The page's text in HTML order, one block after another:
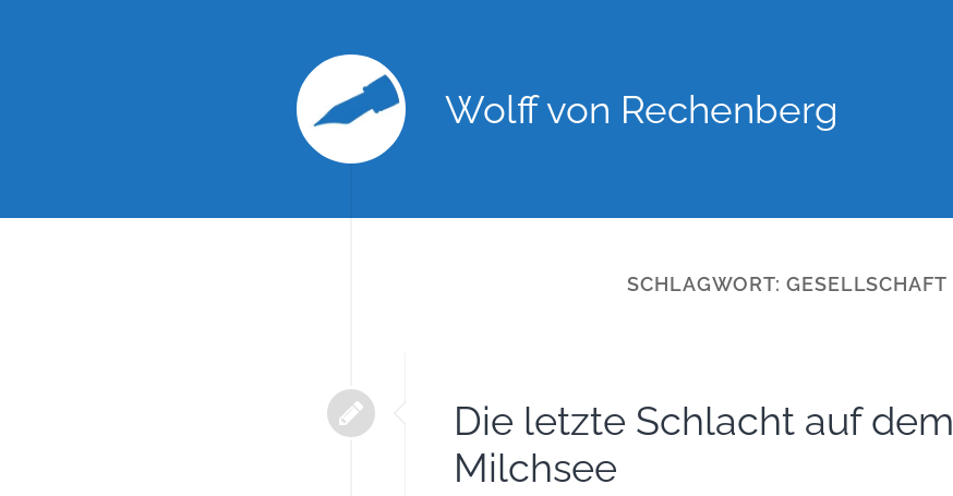
Wolff von Rechenberg
SCHLAGWORT: GESELLSCHAFT
Die letzte Schlacht auf dem
Milchsee